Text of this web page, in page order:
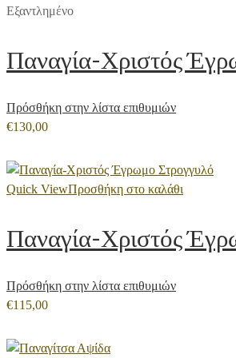
Εξαντλημένο
Παναγία-Χριστός
Πρόσθήκη στην λίστα επιθυμιών
€130,00
Quick ViewΠροσθήκη στο καλάθι
Παναγία-Χριστός
Πρόσθήκη στην λίστα επιθυμιών
€115,00